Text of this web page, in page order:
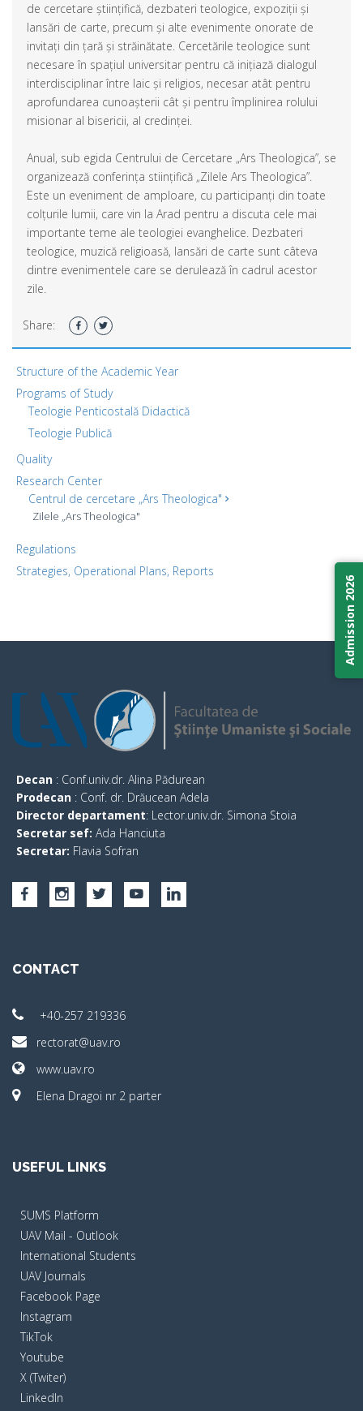
de cercetare științifică, dezbateri teologice, expoziții și
lansări de carte, precum și alte evenimente onorate de
invitați din țară și străinătate. Cercetările teologice sunt
necesare în spațiul universitar pentru că inițiază dialogul
interdisciplinar între laic și religios, necesar atât pentru
aprofundarea cunoașterii cât și pentru împlinirea rolului
misionar al bisericii, al credinței.
Anual, sub egida Centrului de Cercetare „Ars Theologica”, se
organizează conferința stiințifică „Zilele Ars Theologica”.
Este un eveniment de amploare, cu participanți din toate
colțurile lumii, care vin la Arad pentru a discuta cele mai
importante teme ale teologiei evanghelice. Dezbateri
teologice, muzică religioasă, lansări de carte sunt câteva
dintre evenimentele care se derulează în cadrul acestor
zile.
Share:
Structure of the Academic Year
Programs of Study
Teologie Penticostală Didactică
Teologie Publică
Quality
Research Center
Centrul de cercetare „Ars Theologica"
Zilele „Ars Theologica"
Regulations
Strategies, Operational Plans, Reports
Decan : Conf.univ.dr. Alina Pădurean
Prodecan : Conf. dr. Drăucean Adela
Director departament: Lector.univ.dr. Simona Stoia
Secretar sef: Ada Hanciuta
Secretar: Flavia Sofran
CONTACT
+40-257 219336
rectorat@uav.ro
www.uav.ro
Elena Dragoi nr 2 parter
USEFUL LINKS
SUMS Platform
UAV Mail - Outlook
International Students
UAV Journals
Facebook Page
Instagram
TikTok
Youtube
X (Twiter)
LinkedIn
Admission 2026